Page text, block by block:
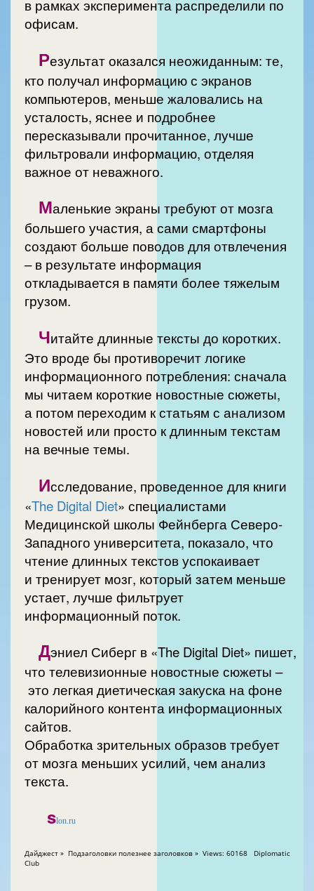
в рамках эксперимента распределили по
офисам.
Результат оказался неожиданным: те,
кто получал информацию с экранов
компьютеров, меньше жаловались на
усталость, яснее и подробнее
пересказывали прочитанное, лучше
фильтровали информацию, отделяя
важное от неважного.
Маленькие экраны требуют от мозга
большего участия, а сами смартфоны
создают больше поводов для отвлечения
– в результате информация
откладывается в памяти более тяжелым
грузом.
Читайте длинные тексты до коротких.
Это вроде бы противоречит логике
информационного потребления: сначала
мы читаем короткие новостные сюжеты,
а потом переходим к статьям с анализом
новостей или просто к длинным текстам
на вечные темы.
Исследование, проведенное для книги
«The Digital Diet» специалистами
Медицинской школы Фейнберга Северо-
Западного университета, показало, что
чтение длинных текстов успокаивает
и тренирует мозг, который затем меньше
устает, лучше фильтрует
информационный поток.
Дэниел Сиберг в «The Digital Diet» пишет,
что телевизионные новостные сюжеты –
это легкая диетическая закуска на фоне
калорийного контента информационных
сайтов.
Обработка зрительных образов требует
от мозга меньших усилий, чем анализ
текста.
slon.ru
Дайджест » Подзаголовки полезнее заголовков » Views: 60168 Diplomatic
Club